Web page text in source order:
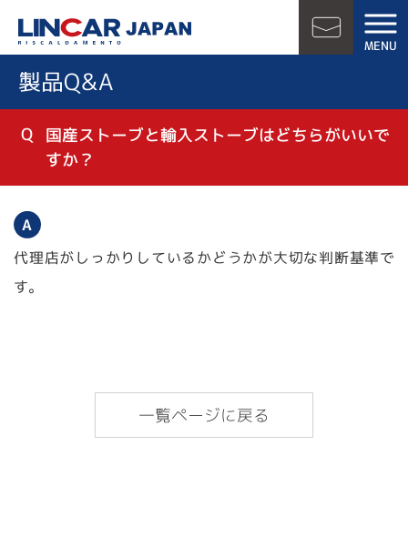
MENU
製品Q&A
国産ストーブと輸入ストーブはどちらがいいで
すか？
代理店がしっかりしているかどうかが大切な判断基準で
す。
一覧ページに戻る